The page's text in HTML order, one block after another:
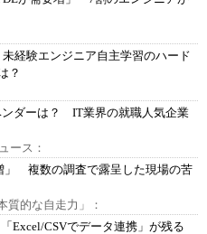
経験エンジニア自主学習のハード
？
ダーは？ IT業界の就職人気企業
ース：
」 複数の調査で露呈した現場の苦
質的な自走力」：
Excel/CSVでデータ連携」が残る